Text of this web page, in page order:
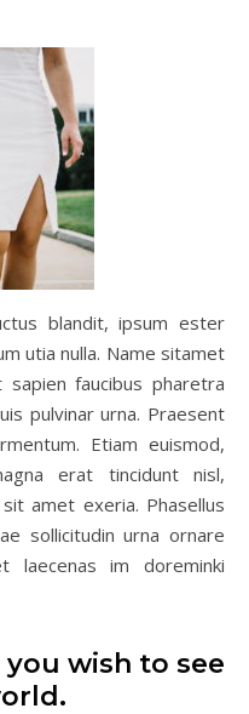
blandit, ipsum ester
utia nulla. Name sitamet
faucibus pharetra
pulvinar urna. Praesent
Etiam euismod,
erat tincidunt nisl,
amet exeria. Phasellus
sollicitudin urna ornare
laecenas im doreminki
wish to see